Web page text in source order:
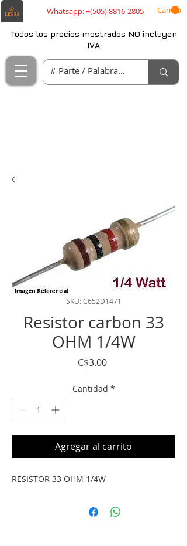
Whatsapp: +(505) 8816-2805 Carrito
Todos los precios mostrados NO incluyen
IVA
SKU: C652D1471
Resistor carbon 33
OHM 1/4W
C$3.00Precio
Cantidad *
Agregar al carrito
RESISTOR 33 OHM 1/4W